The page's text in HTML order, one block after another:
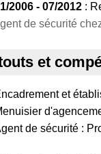
2006 - 07/2012 :
de sécurité
et
et
de sécurité :